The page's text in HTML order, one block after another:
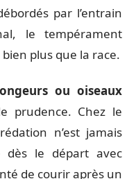
par l’entrain
le tempérament
plus que la race.
ou oiseaux
prudence. Chez le
n’est jamais
dès le départ avec
de courir après un